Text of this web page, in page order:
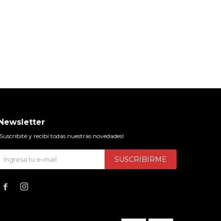
y recibí todas nuestras novedades!
SUSCRIBIRME
 